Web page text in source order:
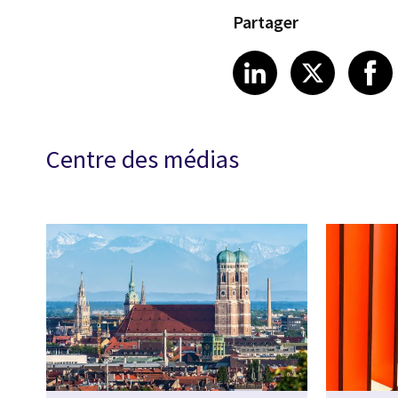
Partager
Share article
LinkedIn
Share
X
Centre des médias